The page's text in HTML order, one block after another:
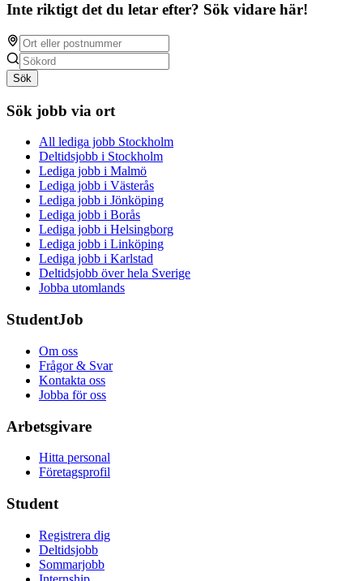
Inte riktigt det du letar efter? Sök vidare här!
Sök
Sök jobb via ort
All lediga jobb Stockholm
Deltidsjobb i Stockholm
Lediga jobb i Malmö
Lediga jobb i Västerås
Lediga jobb i Jönköping
Lediga jobb i Borås
Lediga jobb i Helsingborg
Lediga jobb i Linköping
Lediga jobb i Karlstad
Deltidsjobb över hela Sverige
Jobba utomlands
StudentJob
Om oss
Frågor & Svar
Kontakta oss
Jobba för oss
Arbetsgivare
Hitta personal
Företagsprofil
Student
Registrera dig
Deltidsjobb
Sommarjobb